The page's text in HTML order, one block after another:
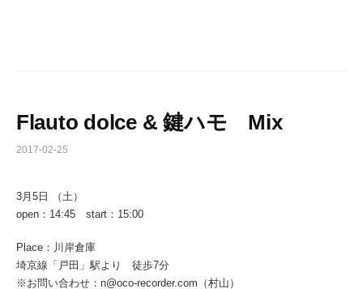
Flauto dolce & 鍵ハモ Mix
2017-02-25
3月5日 （土）
open：14:45 start：15:00
Place：川岸倉庫
埼京線「戸田」駅より 徒歩7分
※お問い合わせ：n@oco-recorder.com（村山）